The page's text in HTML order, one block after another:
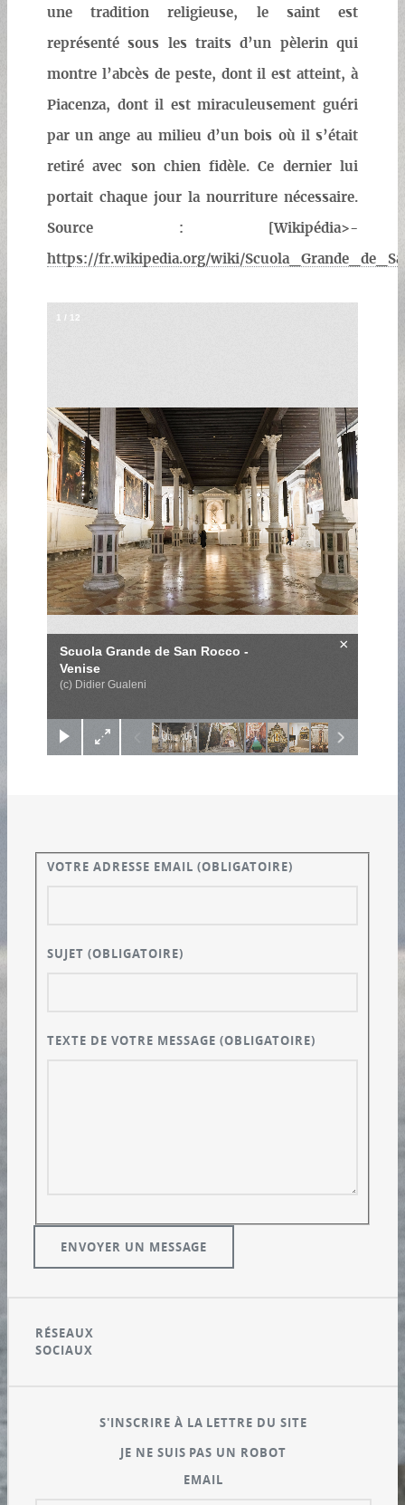
une tradition religieuse, le saint est
représenté sous les traits d’un pèlerin qui
montre l’abcès de peste, dont il est atteint, à
Piacenza, dont il est miraculeusement guéri
par un ange au milieu d’un bois où il s’était
retiré avec son chien fidèle. Ce dernier lui
portait chaque jour la nourriture nécessaire.
Source : [Wikipédia>-
https://fr.wikipedia.org/wiki/
Scuola Grande de San Rocco -
Venise
(c) Didier Gualeni
×
1 / 12
VOTRE ADRESSE EMAIL(OBLIGATOIRE)
SUJET(OBLIGATOIRE)
TEXTE DE VOTRE MESSAGE(OBLIGATOIRE)
RÉSEAUX
SOCIAUX
S'INSCRIRE À LA LETTRE DU SITE
JE NE SUIS PAS UN ROBOT
EMAIL